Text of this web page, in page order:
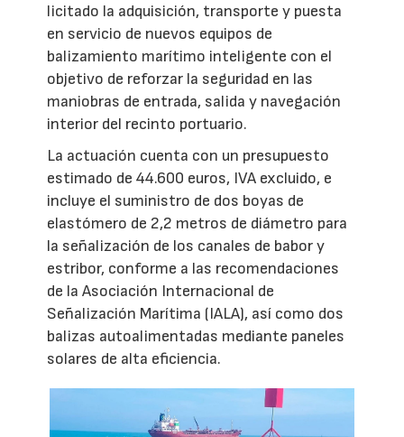
licitado la adquisición, transporte y puesta
en servicio de nuevos equipos de
balizamiento marítimo inteligente con el
objetivo de reforzar la seguridad en las
maniobras de entrada, salida y navegación
interior del recinto portuario.
La actuación cuenta con un presupuesto
estimado de 44.600 euros, IVA excluido, e
incluye el suministro de dos boyas de
elastómero de 2,2 metros de diámetro para
la señalización de los canales de babor y
estribor, conforme a las recomendaciones
de la Asociación Internacional de
Señalización Marítima (IALA), así como dos
balizas autoalimentadas mediante paneles
solares de alta eficiencia.